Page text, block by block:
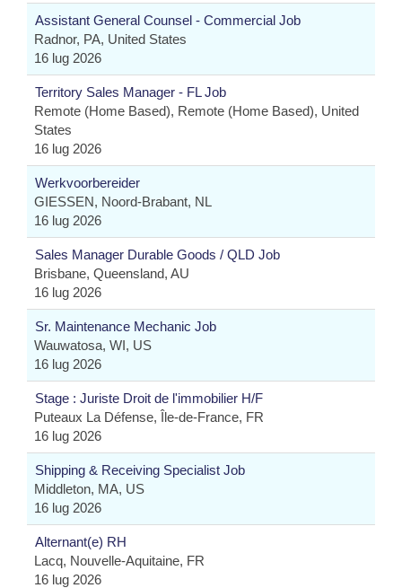
Assistant General Counsel - Commercial Job
Radnor, PA, United States
16 lug 2026
Territory Sales Manager - FL Job
Remote (Home Based), Remote (Home Based), United
States
16 lug 2026
Werkvoorbereider
GIESSEN, Noord-Brabant, NL
16 lug 2026
Sales Manager Durable Goods / QLD Job
Brisbane, Queensland, AU
16 lug 2026
Sr. Maintenance Mechanic Job
Wauwatosa, WI, US
16 lug 2026
Stage : Juriste Droit de l'immobilier H/F
Puteaux La Défense, Île-de-France, FR
16 lug 2026
Shipping & Receiving Specialist Job
Middleton, MA, US
16 lug 2026
Alternant(e) RH
Lacq, Nouvelle-Aquitaine, FR
16 lug 2026